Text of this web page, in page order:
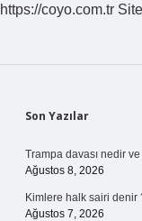
https://coyo.com.tr
Sidebar
Son Yazılar
Trampa davası nedir ve
Ağustos 8, 2026
Kimlere halk sairi denir
Ağustos 7, 2026